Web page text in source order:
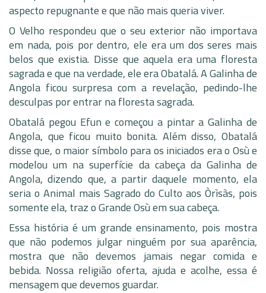
aspecto repugnante e que não mais queria viver.
O Velho respondeu que o seu exterior não importava
em nada, pois por dentro, ele era um dos seres mais
belos que existia. Disse que aquela era uma floresta
sagrada e que na verdade, ele era Obatalá. A Galinha de
Angola ficou surpresa com a revelação, pedindo-lhe
desculpas por entrar na floresta sagrada.
Obatalá pegou Efun e começou a pintar a Galinha de
Angola, que ficou muito bonita. Além disso, Obatalá
disse que, o maior símbolo para os iniciados era o Osù e
modelou um na superfície da cabeça da Galinha de
Angola, dizendo que, a partir daquele momento, ela
seria o Animal mais Sagrado do Culto aos Òrìsàs, pois
somente ela, traz o Grande Osù em sua cabeça.
Essa história é um grande ensinamento, pois mostra
que não podemos julgar ninguém por sua aparência,
mostra que não devemos jamais negar comida e
bebida. Nossa religião oferta, ajuda e acolhe, essa é
mensagem que devemos guardar.